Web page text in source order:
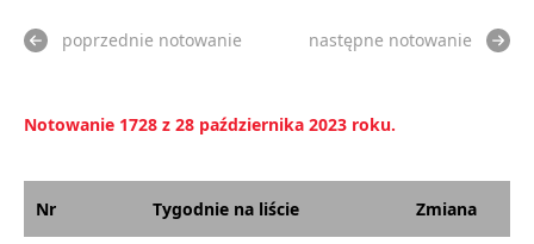
poprzednie notowanie następne notowanie
Notowanie 1728 z 28 października 2023 roku.
Nr Tygodnie na liście Zmiana